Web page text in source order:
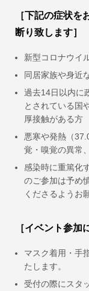
［下記の症状
断り致します］
新型コロナウイ
同居家族や身近
過去14日以内に
とされている国
厚接触がある方
悪寒や発熱（
覚・嗅覚の異常
感染時に重篤化
のご参加は予め
くださるようお
［イベント参加
マスク着用・手
たします。
受付の際にスタ